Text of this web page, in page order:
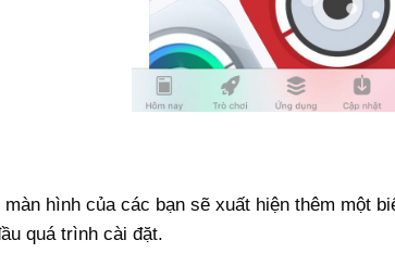
hình của các bạn sẽ xuất hiện thêm một
quá trình cài đặt.